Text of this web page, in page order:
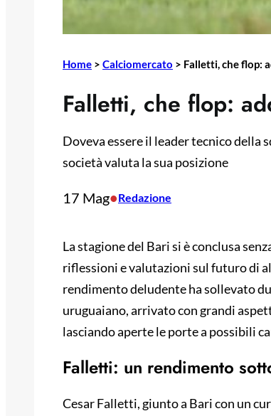
Home > Calciomercato > Falletti, che flop:
Falletti, che flop:
Doveva essere il leader tecnico della
società valuta la sua posizione
17 Mag•Redazione
La stagione del Bari si è conclusa
riflessioni e valutazioni sul futuro di
rendimento deludente ha sollevato
uruguaiano, arrivato con grandi
lasciando aperte le porte a possibili
Falletti: un rendimento
Cesar Falletti, giunto a Bari con un